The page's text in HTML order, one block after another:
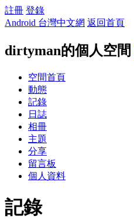
註冊 登錄
Android 台灣中文網 返回首頁
dirtyman的個人空間
空間首頁
動態
記錄
日誌
相冊
主題
分享
留言板
個人資料
記錄